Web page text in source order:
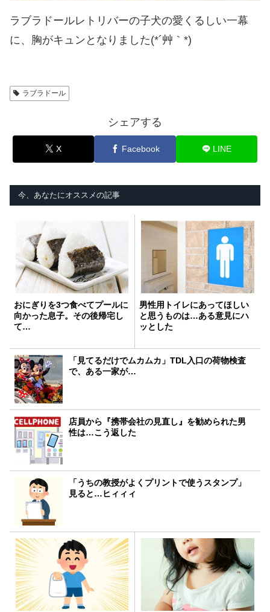
ラブラドールレトリバーの子犬の愛くるしい一幕
に、胸がキュンとなりました(*´艸｀*)
ラブラドール
シェアする
X Facebook LINE
今、あなたにオススメの記事
おにぎりを3つ食べてプールに
向かった息子。その後帰宅し
て…
男性用トイレにあってほしい
と思うものは…ある意見にハ
ッとした
「見てるだけでムカムカ」TDL入口の荷物検査
で、ある一家が…
店員から『携帯会社の見直し』を勧められた男
性は…こう返した
「うちの教授がよくプリントで使うスタンプ」
見ると…ヒィィィ